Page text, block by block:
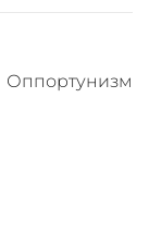
Оппортунизм